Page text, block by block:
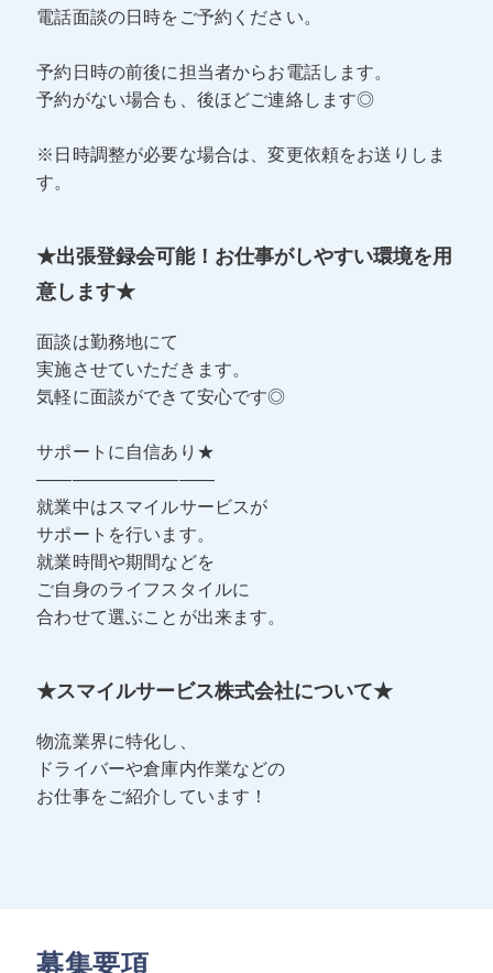
電話面談の日時をご予約ください。
予約日時の前後に担当者からお電話します。
予約がない場合も、後ほどご連絡します◎
※日時調整が必要な場合は、変更依頼をお送りしま
す。
★出張登録会可能！お仕事がしやすい環境を用
意します★
面談は勤務地にて
実施させていただきます。
気軽に面談ができて安心です◎
サポートに自信あり★
――――――――――
就業中はスマイルサービスが
サポートを行います。
就業時間や期間などを
ご自身のライフスタイルに
合わせて選ぶことが出来ます。
★スマイルサービス株式会社について★
物流業界に特化し、
ドライバーや倉庫内作業などの
お仕事をご紹介しています！
募集要項